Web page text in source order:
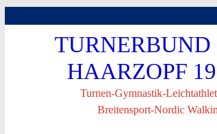
TURNERBUND
HAARZOPF
Turnen-Gymnastik-
Breitensport-Nordic